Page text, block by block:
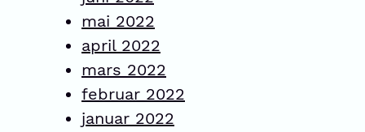
mai 2022
april 2022
mars 2022
februar 2022
januar 2022